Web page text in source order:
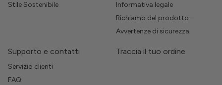
Stile Sostenibile
Informativa legale
Richiamo del prodotto –
Avvertenze di sicurezza
Supporto e contatti
Servizio clienti
FAQ
Traccia il tuo ordine